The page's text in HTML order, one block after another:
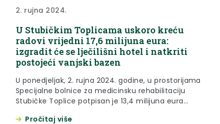
2. rujna 2024.
U Stubičkim Toplicama uskoro kreću
radovi vrijedni 17,6 milijuna eura:
izgradit će se lječilišni hotel i natkriti
postojeći vanjski bazen
U ponedjeljak, 2. rujna 2024. godine, u prostorijama
Specijalne bolnice za medicinsku rehabilitaciju
Stubičke Toplice potpisan je 13,4 milijuna eura
projekta “Gradnja bazena i hotela Specijalne
Pročitaj više